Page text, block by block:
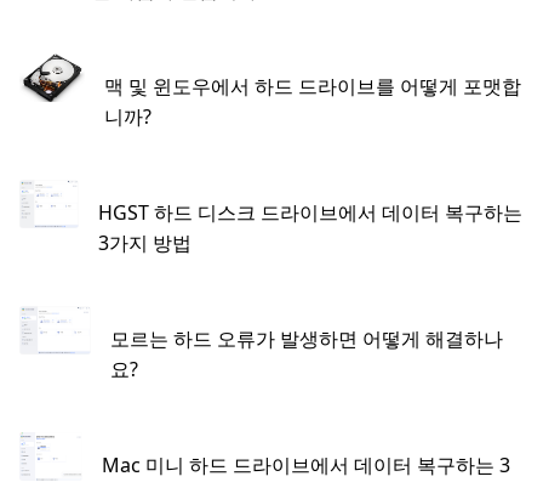
맥 및 윈도우에서 하드 드라이브를 어떻게 포맷합
니까?
HGST 하드 디스크 드라이브에서 데이터 복구하는
3가지 방법
모르는 하드 오류가 발생하면 어떻게 해결하나
요?
Mac 미니 하드 드라이브에서 데이터 복구하는 3